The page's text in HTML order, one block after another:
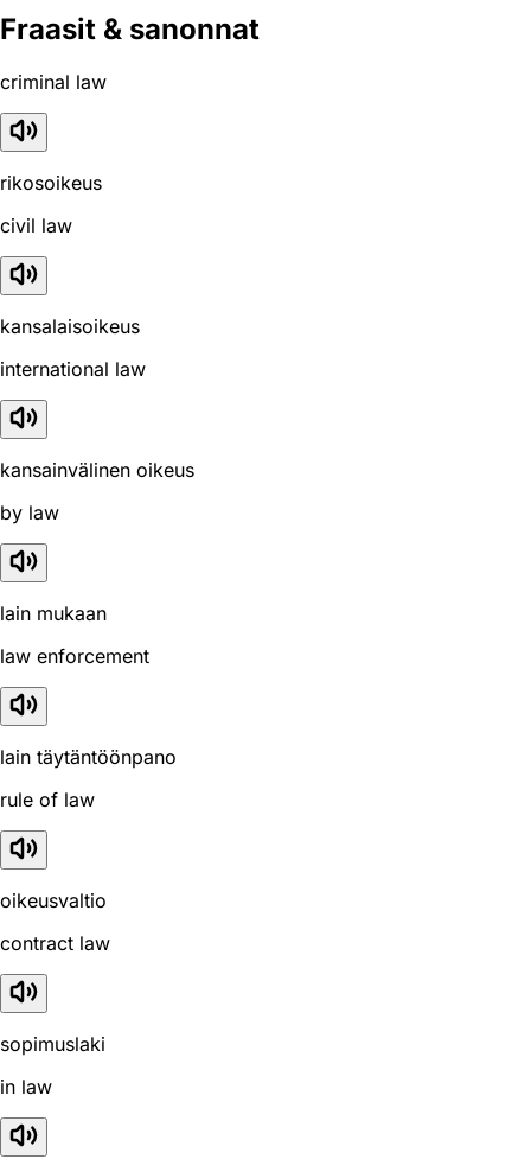
Fraasit & sanonnat
criminal law
rikosoikeus
civil law
kansalaisoikeus
international law
kansainvälinen oikeus
by law
lain mukaan
law enforcement
lain täytäntöönpano
rule of law
oikeusvaltio
contract law
sopimuslaki
in law